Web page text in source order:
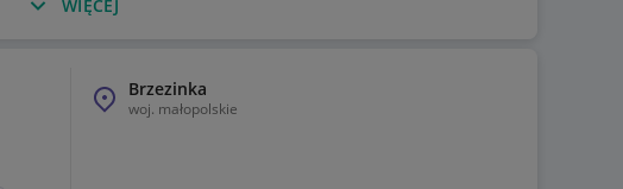
WIĘCEJ
Brzezinka
woj. małopolskie